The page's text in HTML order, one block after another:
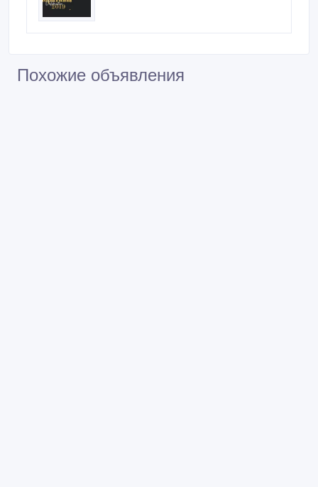
Похожие объявления